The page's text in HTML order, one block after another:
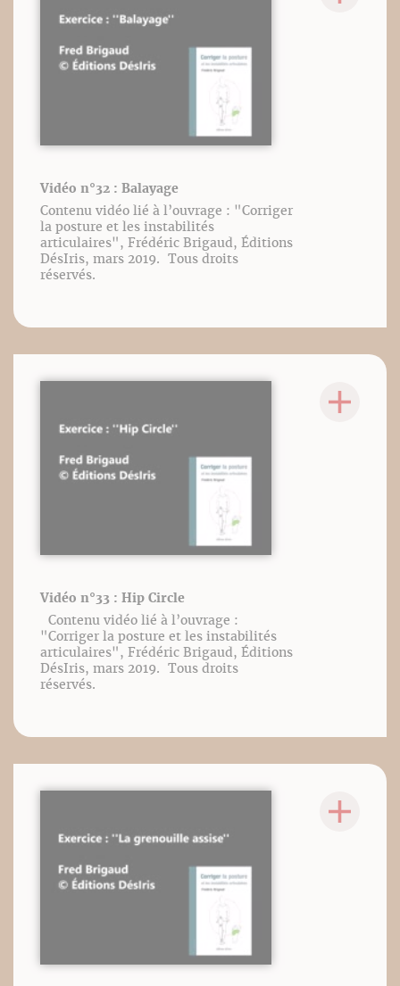
Vidéo n°32 : Balayage
Contenu vidéo lié à l’ouvrage : "Corriger
la posture et les instabilités
articulaires", Frédéric Brigaud, Éditions
DésIris, mars 2019. Tous droits
réservés.
Vidéo n°33 : Hip Circle
Contenu vidéo lié à l’ouvrage :
"Corriger la posture et les instabilités
articulaires", Frédéric Brigaud, Éditions
DésIris, mars 2019. Tous droits
réservés.